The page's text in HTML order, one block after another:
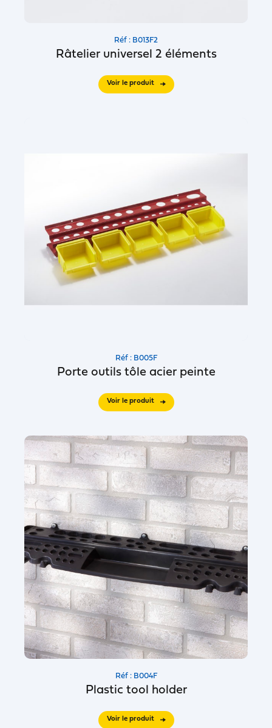
Réf : B013F2
Râtelier universel 2 éléments
Voir le produit
Réf : B005F
Porte outils tôle acier peinte
Voir le produit
Réf : B004F
Plastic tool holder
Voir le produit